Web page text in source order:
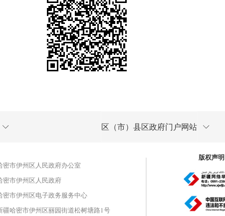
区（市）县区政府门户网站
密市伊州区人民政府办公室
密市伊州区人民政府
密市伊州区电子政务服务中心
疆哈密市伊州区丽园街道松树塘路1号
版权声明